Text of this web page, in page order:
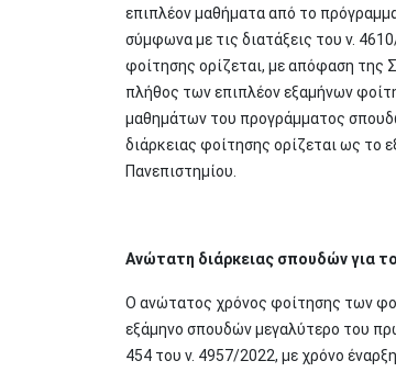
επιπλέον μαθήματα από το
σύμφωνα με τις διατάξεις του ν.
φοίτησης ορίζεται, με απόφαση της
πλήθος των επιπλέον εξαμήνων
μαθημάτων του προγράμματος
διάρκειας φοίτησης ορίζεται ως
Πανεπιστημίου.
Ανώτατη διάρκειας σπουδών για
Ο ανώτατος χρόνος φοίτησης των
εξάμηνο σπουδών μεγαλύτερο του
454 του ν. 4957/2022, με χρόνο